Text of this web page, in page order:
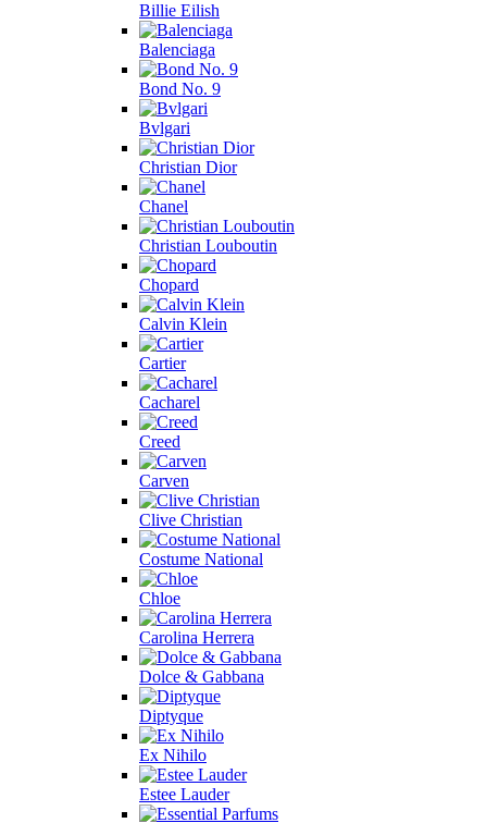
Billie Eilish
Balenciaga
Bond No. 9
Bvlgari
Christian Dior
Chanel
Christian Louboutin
Chopard
Calvin Klein
Cartier
Cacharel
Creed
Carven
Clive Christian
Costume National
Chloe
Carolina Herrera
Dolce & Gabbana
Diptyque
Ex Nihilo
Estee Lauder